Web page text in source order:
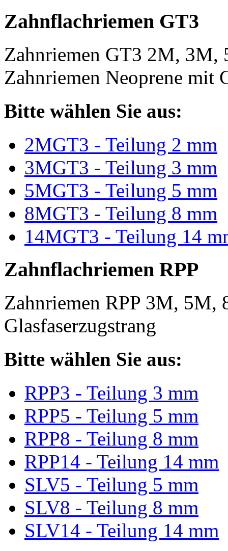
Zahnflachriemen GT3
Zahnriemen GT3 2M, 3M,
Zahnriemen Neoprene mit
Bitte wählen Sie aus:
2MGT3 - Teilung 2 mm
3MGT3 - Teilung 3 mm
5MGT3 - Teilung 5 mm
8MGT3 - Teilung 8 mm
14MGT3 - Teilung 14
Zahnflachriemen RPP
Zahnriemen RPP 3M, 5M,
Glasfaserzugstrang
Bitte wählen Sie aus:
RPP3 - Teilung 3 mm
RPP5 - Teilung 5 mm
RPP8 - Teilung 8 mm
RPP14 - Teilung 14 mm
SLV5 - Teilung 5 mm
SLV8 - Teilung 8 mm
SLV14 - Teilung 14 mm